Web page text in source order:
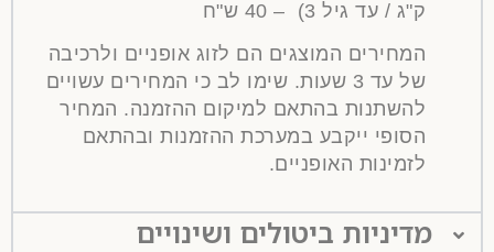
ק"ג / עד גיל 3) – 40 ש"ח
המחירים המוצגים הם לזוג אופניים ולרכיבה
של עד 3 שעות. שימו לב כי המחירים עשויים
להשתנות בהתאם למיקום ההזמנה. המחיר
הסופי ייקבע במערכת ההזמנות ובהתאם
לזמינות האופניים.
מדיניות ביטולים ושינויים